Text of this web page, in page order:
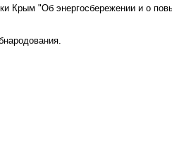
Крым "Об энергосбережении и о